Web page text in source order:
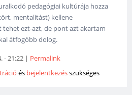
pedagógiai kultúrája hozza
mentalitást) kellene
tehet ezt-azt, de pont azt akartam
átfogóbb dolog.
- 21:22 | Permalink
és bejelentkezésszükséges